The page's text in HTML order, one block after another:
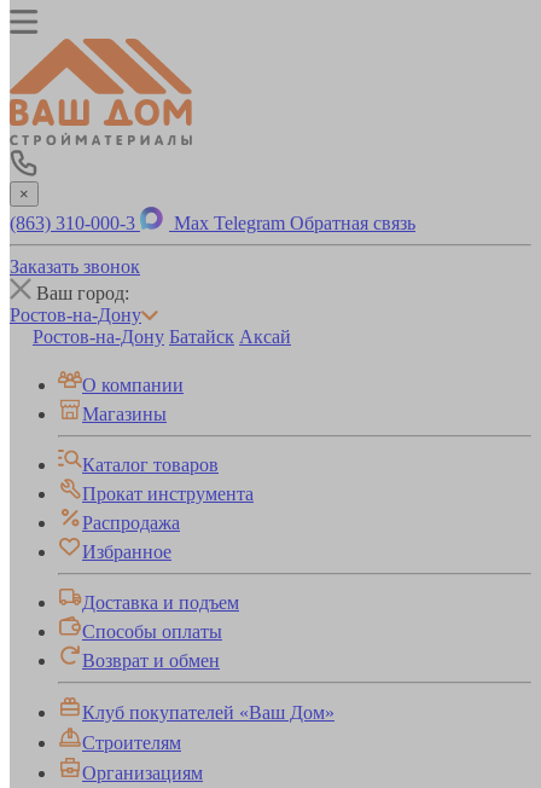
×
(863) 310-000-3 Max Telegram Обратная связь
Заказать звонок
Ваш город:
Ростов-на-Дону
Ростов-на-Дону Батайск Аксай
О компании
Магазины
Каталог товаров
Прокат инструмента
Распродажа
Избранное
Доставка и подъем
Способы оплаты
Возврат и обмен
Клуб покупателей «Ваш Дом»
Строителям
Организациям